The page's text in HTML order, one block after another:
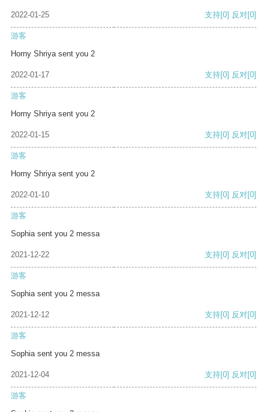
2022-01-25 支持[0] 反对[0]
游客
Horny Shriya sent you 2
2022-01-17 支持[0] 反对[0]
游客
Horny Shriya sent you 2
2022-01-15 支持[0] 反对[0]
游客
Horny Shriya sent you 2
2022-01-10 支持[0] 反对[0]
游客
Sophia sent you 2 messa
2021-12-22 支持[0] 反对[0]
游客
Sophia sent you 2 messa
2021-12-12 支持[0] 反对[0]
游客
Sophia sent you 2 messa
2021-12-04 支持[0] 反对[0]
游客